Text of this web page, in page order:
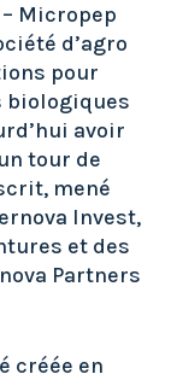
Micropep
d’agro
pour
biologiques
avoir
tour de
mené
Invest,
et des
Partners
créée en